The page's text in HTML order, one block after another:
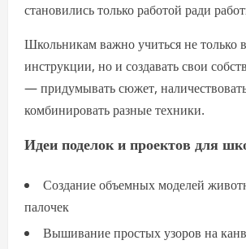
становились только работой ради
Школьникам важно учиться не только
инструкции, но и создавать свои
— придумывать сюжет,
комбинировать разные техники.
Идеи поделок и проектов для
Создание объемных моделей
палочек
Вышивание простых узоров на